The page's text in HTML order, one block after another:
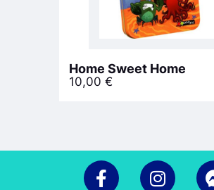
Home Sweet Home
10,00 €